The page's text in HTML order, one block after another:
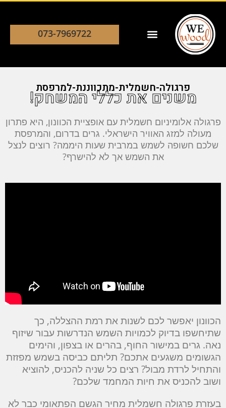
073-7969722
פרגולה-חשמלית-מתכווננת-למרפסת
משנים את כללי המשחק!
פרגולה אלומיניום חשמלית עם אופציית הכוונון, היא פתרון
מעולה למזג האוויר הישראלי. גרים בדרום, והמרפסת
שלכם חשופה לשמש במרבית שעות היממה? רוצים לנצל
את השמש אך לא להישרף?
הכוונון יאפשר לכם לשנות את רמת ההצללה, כך
שתיחשפו בדיוק לכמויות השמש הנדרשות עבור שיזוף
נאה. גרים במישור החוף, בהרים או בצפון, והימים
הגשומים משגעים אתכם? תליתם כביסה בשמש מפזזת
והתחיל לרדת מבול? רצים כל שניה להכניס, להוציא
ושוב להכניס את חיות המחמד שלכם?
בעזרת פרגולה חשמלית מחיר הגשם הפתאומי כבר לא